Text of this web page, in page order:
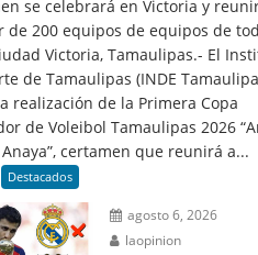
se celebrará en Victoria y
de 200 equipos de equipos de
Victoria, Tamaulipas.- El
de Tamaulipas (INDE
realización de la Primera Copa
de Voleibol Tamaulipas 2026
certamen que reunirá a...
Destacados
agosto 6, 2026
laopinion